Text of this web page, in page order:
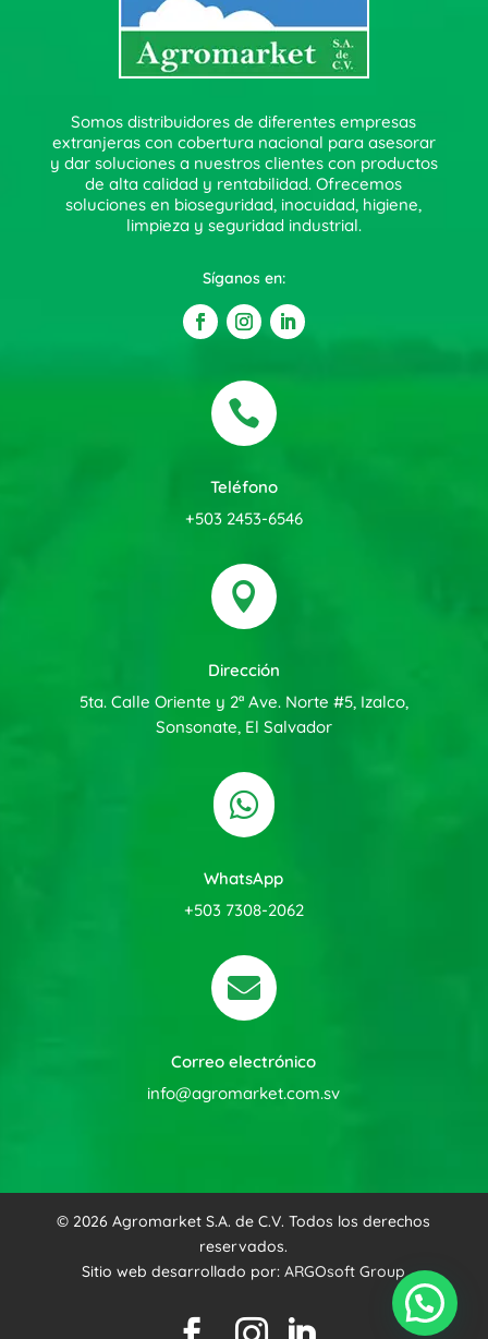
Somos distribuidores de diferentes empresas
extranjeras con cobertura nacional para asesorar
y dar soluciones a nuestros clientes con productos
de alta calidad y rentabilidad. Ofrecemos
soluciones en bioseguridad, inocuidad, higiene,
limpieza y seguridad industrial.
Síganos en:

Teléfono
+503 2453-6546

Dirección
5ta. Calle Oriente y 2ª Ave. Norte #5, Izalco,
Sonsonate, El Salvador

WhatsApp
+503 7308-2062

Correo electrónico
info@agromarket.com.sv
© 2026 Agromarket S.A. de C.V. Todos los derechos
reservados.
Sitio web desarrollado por:ARGOsoft Group